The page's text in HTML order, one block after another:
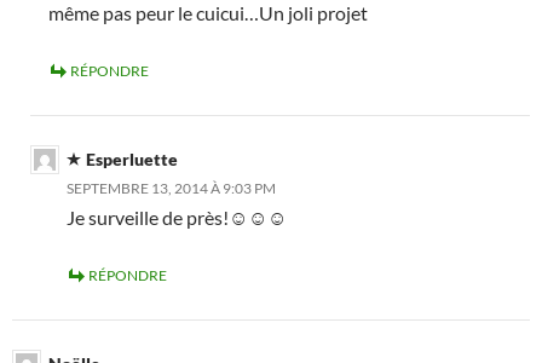
même pas peur le cuicui…Un joli projet
RÉPONDRE
Esperluette
SEPTEMBRE 13, 2014 À 9:03 PM
Je surveille de près!☺☺☺
RÉPONDRE